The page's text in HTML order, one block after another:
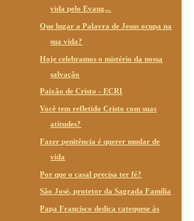
vida pelo Evang...
Que lugar a Palavra de Jesus ocupa na
sua vida?
Hoje celebramos o mistério da nossa
salvação
Paixão de Cristo - ECRI
Você tem refletido Cristo com suas
atitudes?
Fazer penitência é querer mudar de
vida
Por que o casal precisa ter fé?
São José, protetor da Sagrada Família
Papa Francisco dedica catequese às